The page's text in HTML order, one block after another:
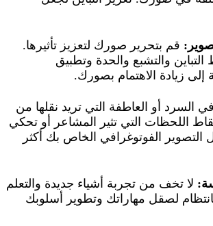
قم بتحرير صورك لتعزيز تأثيرها.
والتشبع والحدة وتطبيق
إلى زيادة الاهتمام بصورك.
السرد أو العاطفة التي تريد نقلها من
اللحظات التي تثير المشاعر أو تحكي
الفوتوغرافي الخاص بك أكثر
لا تخف من تجربة أشياء جديدة والتعلم
لصقل مهاراتك وتطوير أسلوبك